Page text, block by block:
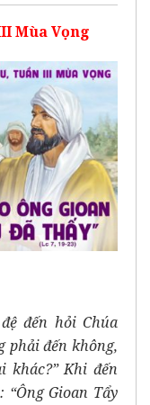
Mùa Vọng
đến hỏi Chúa
phải đến không,
Khi đến
Gioan Tẩy